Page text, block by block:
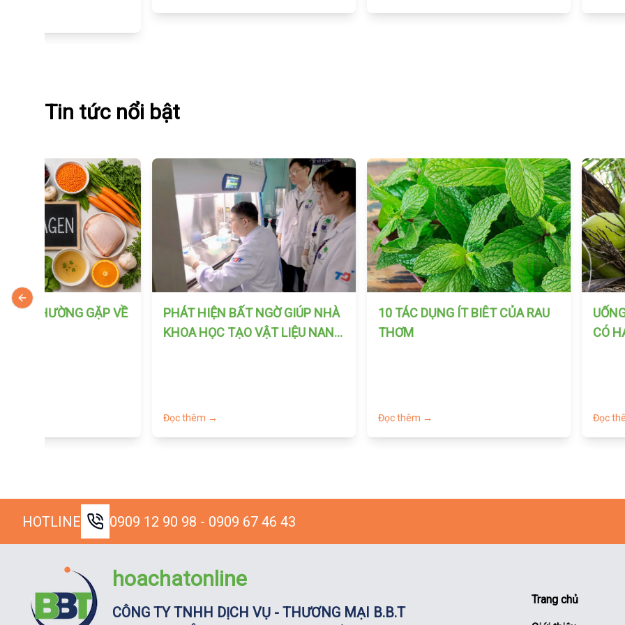
Tin tức nổi bật
THƯỜNG GẶP VỀ
PHÁT HIỆN BẤT NGỜ GIÚP NHÀ
KHOA HỌC TẠO VẬT LIỆU NANO
Đọc thêm →
10 TÁC DỤNG ÍT BIÊT CỦA RAU
THƠM
Đọc thêm →
CÓ
Đọc
Previous slide
HOTLINE 0909 12 90 98 - 0909 67 46 43
hoachatonline
CÔNG TY TNHH DỊCH VỤ - THƯƠNG MẠI B.B.T
Trang chủ